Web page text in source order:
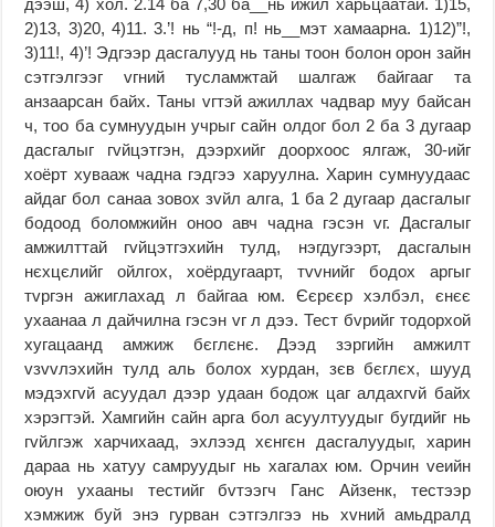
дээш, 4) хол. 2.14 ба 7,30 ба__нь ижил харьцаатай. 1)15,
2)13, 3)20, 4)11. 3.’! нь “!-д, п! нь__мэт хамаарна. 1)12)”!,
3)11!, 4)’! Эдгээр дасгалууд нь таны тоон болон орон зайн
сэтгэлгээг vгний тусламжтай шалгаж байгааг та
анзаарсан байх. Таны vгтэй ажиллах чадвар муу байсан
ч, тоо ба сумнуудын учрыг сайн олдог бол 2 ба 3 дугаар
дасгалыг гvйцэтгэн, дээрхийг доорхоос ялгаж, 30-ийг
хоёрт хувааж чадна гэдгээ харуулна. Харин сумнуудаас
айдаг бол санаа зовох зvйл алга, 1 ба 2 дугаар дасгалыг
бодоод боломжийн оноо авч чадна гэсэн vг. Дасгалыг
амжилттай гvйцэтгэхийн тулд, нэгдугээрт, дасгалын
нєхцєлийг ойлгох, хоёрдугаарт, тvvнийг бодох аргыг
тvргэн ажиглахад л байгаа юм. Єєрєєр хэлбэл, єнєє
ухаанаа л дайчилна гэсэн vг л дээ. Тест бvрийг тодорхой
хугацаанд амжиж бєглєнє. Дээд зэргийн амжилт
vзvvлэхийн тулд аль болох хурдан, зєв бєглєх, шууд
мэдэхгvй асуудал дээр удаан бодож цаг алдахгvй байх
хэрэгтэй. Хамгийн сайн арга бол асуултуудыг бугдийг нь
гvйлгэж харчихаад, эхлээд хєнгєн дасгалуудыг, харин
дараа нь хатуу самруудыг нь хагалах юм. Орчин vеийн
оюун ухааны тестийг бvтээгч Ганс Айзенк, тестээр
хэмжиж буй энэ гурван сэтгэлгээ нь хvний амьдралд